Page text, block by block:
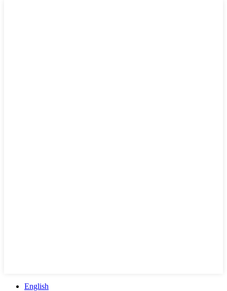
English